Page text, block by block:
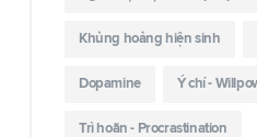
Khủng hoảng hiện sinh
Dopamine Ý chí -
Trì hoãn - Procrastination